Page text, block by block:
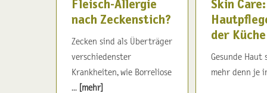
Fleisch-Allergie
nach Zeckenstich?
Zecken sind als Überträger
verschiedenster
Krankheiten, wie Borreliose
... [mehr]
Skin
der Küche
Gesunde Haut
mehr denn je